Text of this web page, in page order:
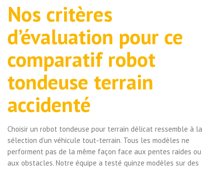
Nos critères
d’évaluation pour ce
comparatif robot
tondeuse terrain
accidenté
Choisir un robot tondeuse pour terrain délicat ressemble à la
sélection d’un véhicule tout-terrain. Tous les modèles ne
performent pas de la même façon face aux pentes raides ou
aux obstacles. Notre équipe a testé quinze modèles sur des